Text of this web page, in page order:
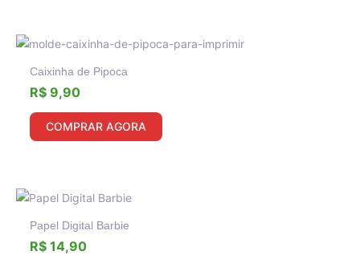
Caixinha de Pipoca
R$9,90
COMPRAR AGORA
Papel Digital Barbie
R$14,90